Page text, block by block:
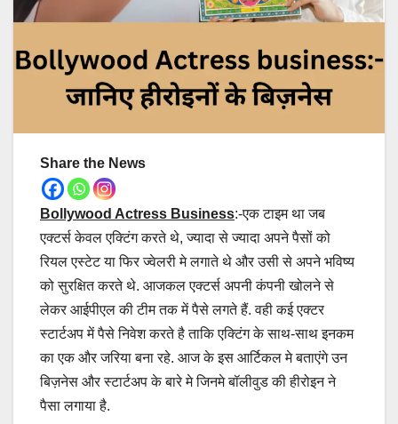
Share the News
Bollywood Actress Business:-एक टाइम था जब
एक्टर्स केवल एक्टिंग करते थे, ज्यादा से ज्यादा अपने पैसों को
रियल एस्टेट या फिर ज्वेलरी मे लगाते थे और उसी से अपने भविष्य
को सुरक्षित करते थे. आजकल एक्टर्स अपनी कंपनी खोलने से
लेकर आईपीएल की टीम तक में पैसे लगते हैं. वही कई एक्टर
स्टार्टअप में पैसे निवेश करते है ताकि एक्टिंग के साथ-साथ इनकम
का एक और जरिया बना रहे. आज के इस आर्टिकल मे बताएंगे उन
बिज़नेस और स्टार्टअप के बारे मे जिनमे बॉलीवुड की हीरोइन ने
पैसा लगाया है.